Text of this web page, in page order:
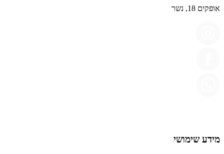
אופקים 18, נשר
מידע שימושי